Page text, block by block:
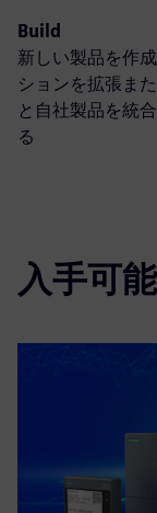
Build
新しい製品を作
ションを拡張ま
と自社製品を統
る
入手可